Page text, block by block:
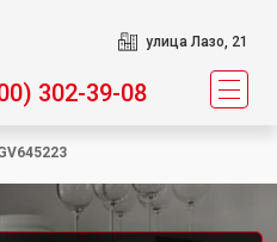
улица Лазо, 21
302-39-08